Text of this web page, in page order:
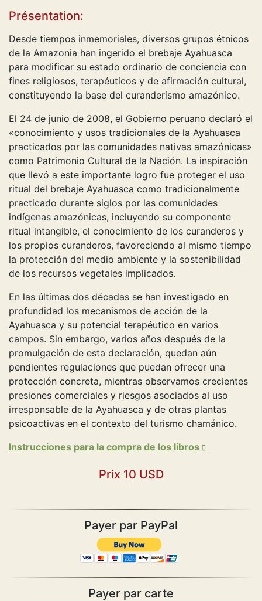
Présentation:
Desde tiempos inmemoriales, diversos grupos étnicos
de la Amazonia han ingerido el brebaje Ayahuasca
para modificar su estado ordinario de conciencia con
fines religiosos, terapéuticos y de afirmación cultural,
constituyendo la base del curanderismo amazónico.
El 24 de junio de 2008, el Gobierno peruano declaró el
«conocimiento y usos tradicionales de la Ayahuasca
practicados por las comunidades nativas amazónicas»
como Patrimonio Cultural de la Nación. La inspiración
que llevó a este importante logro fue proteger el uso
ritual del brebaje Ayahuasca como tradicionalmente
practicado durante siglos por las comunidades
indígenas amazónicas, incluyendo su componente
ritual intangible, el conocimiento de los curanderos y
los propios curanderos, favoreciendo al mismo tiempo
la protección del medio ambiente y la sostenibilidad
de los recursos vegetales implicados.
En las últimas dos décadas se han investigado en
profundidad los mecanismos de acción de la
Ayahuasca y su potencial terapéutico en varios
campos. Sin embargo, varios años después de la
promulgación de esta declaración, quedan aún
pendientes regulaciones que puedan ofrecer una
protección concreta, mientras observamos crecientes
presiones comerciales y riesgos asociados al uso
irresponsable de la Ayahuasca y de otras plantas
psicoactivas en el contexto del turismo chamánico.
Instrucciones para la compra de los libros
Prix 10 USD
Payer par PayPal
Payer par carte